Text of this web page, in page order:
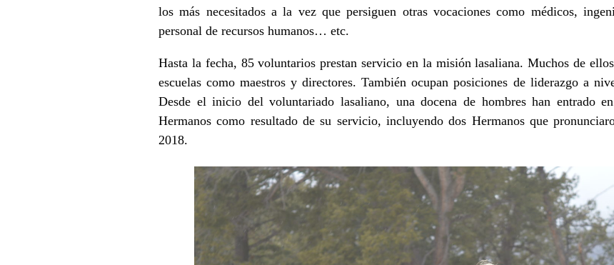
los más necesitados a la vez que persiguen otras vocaciones como médicos,
personal de recursos humanos… etc.
Hasta la fecha, 85 voluntarios prestan servicio en la misión lasaliana. Muchos de
escuelas como maestros y directores. También ocupan posiciones de liderazgo a
Desde el inicio del voluntariado lasaliano, una docena de hombres han entrado
Hermanos como resultado de su servicio, incluyendo dos Hermanos que
2018.